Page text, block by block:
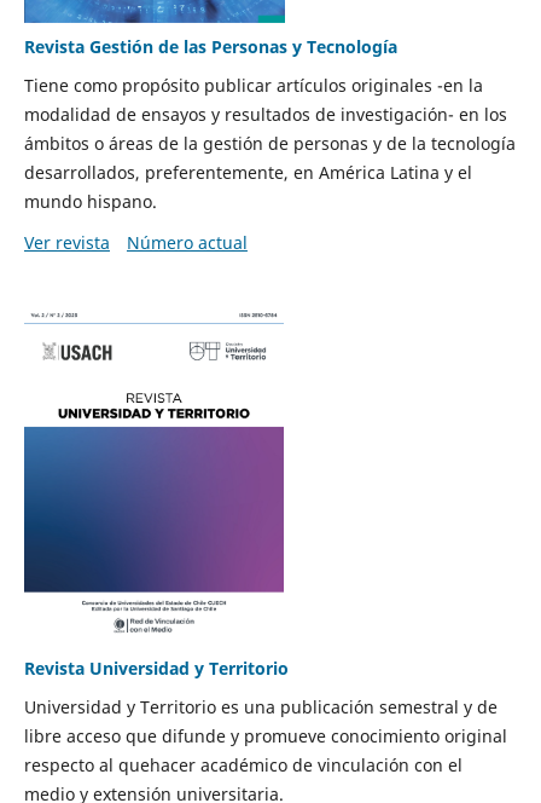
Revista Gestión de las Personas y Tecnología
Tiene como propósito publicar artículos originales -en la
modalidad de ensayos y resultados de investigación- en los
ámbitos o áreas de la gestión de personas y de la tecnología
desarrollados, preferentemente, en América Latina y el
mundo hispano.
Ver revista
Número actual
Revista Universidad y Territorio
Universidad y Territorio es una publicación semestral y de
libre acceso que difunde y promueve conocimiento original
respecto al quehacer académico de vinculación con el
medio y extensión universitaria.